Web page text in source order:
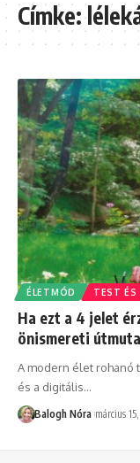
Címke:
ÉLETMÓD TEST ÉS
Ha ezt a 4 jelet
önismereti
A modern élet rohanó
és a digitális…
Balogh Nóra március